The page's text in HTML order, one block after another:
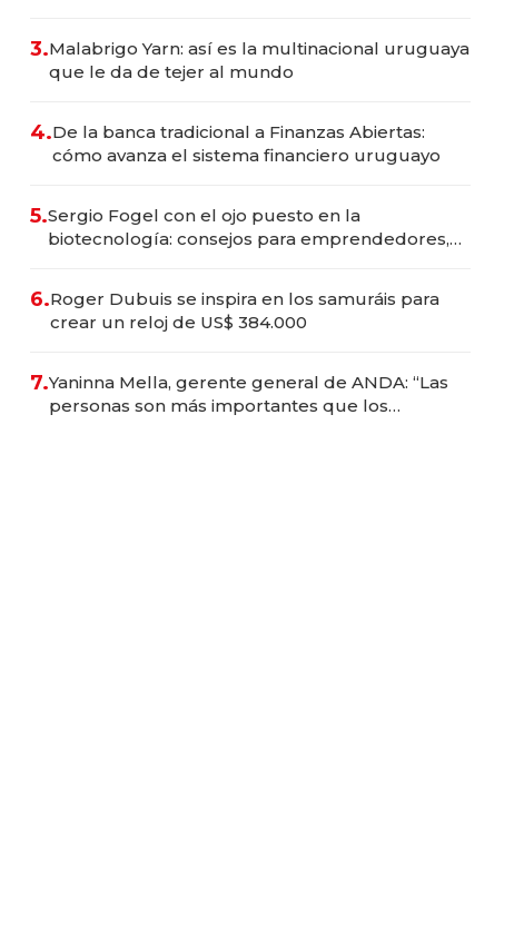
3.Malabrigo Yarn: así es la multinacional uruguaya
que le da de tejer al mundo
4.De la banca tradicional a Finanzas Abiertas:
cómo avanza el sistema financiero uruguayo
5.Sergio Fogel con el ojo puesto en la
biotecnología: consejos para emprendedores,
6.Roger Dubuis se inspira en los samuráis para
crear un reloj de US$ 384.000
7.Yaninna Mella, gerente general de ANDA: “Las
personas son más importantes que los